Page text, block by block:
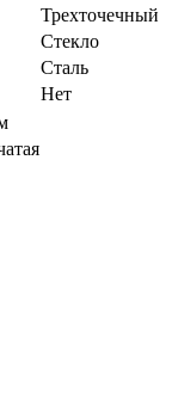
Трехточечный
Стекло
Сталь
Нет